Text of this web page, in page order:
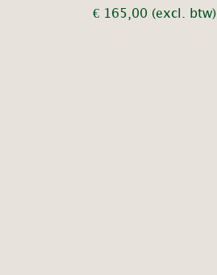
€ 165,00 (excl. btw)